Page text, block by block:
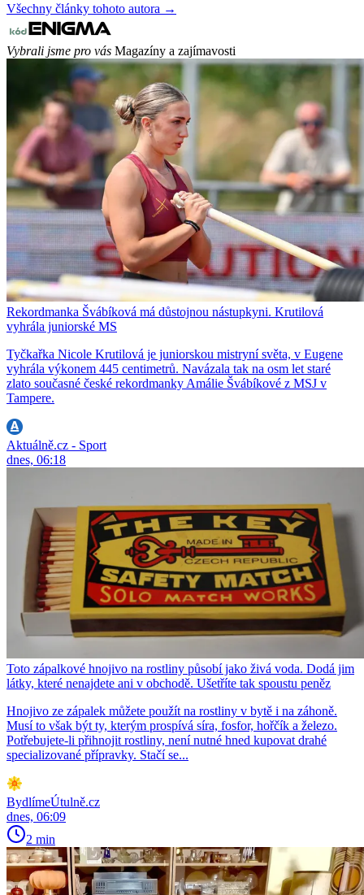
Všechny články tohoto autora →
Vybrali jsme pro vás Magazíny a zajímavosti
Rekordmanka Švábíková má důstojnou nástupkyni. Krutilová
vyhrála juniorské MS
Tyčkařka Nicole Krutilová je juniorskou mistryní světa, v Eugene
vyhrála výkonem 445 centimetrů. Navázala tak na osm let staré
zlato současné české rekordmanky Amálie Švábíkové z MSJ v
Tampere.
Aktuálně.cz - Sport
dnes, 06:18
Toto zápalkové hnojivo na rostliny působí jako živá voda. Dodá jim
látky, které nenajdete ani v obchodě. Ušetříte tak spoustu peněz
Hnojivo ze zápalek můžete použít na rostliny v bytě i na záhoně.
Musí to však být ty, kterým prospívá síra, fosfor, hořčík a železo.
Potřebujete-li přihnojit rostliny, není nutné hned kupovat drahé
specializované přípravky. Stačí se...
BydlímeÚtulně.cz
dnes, 06:09
2 min